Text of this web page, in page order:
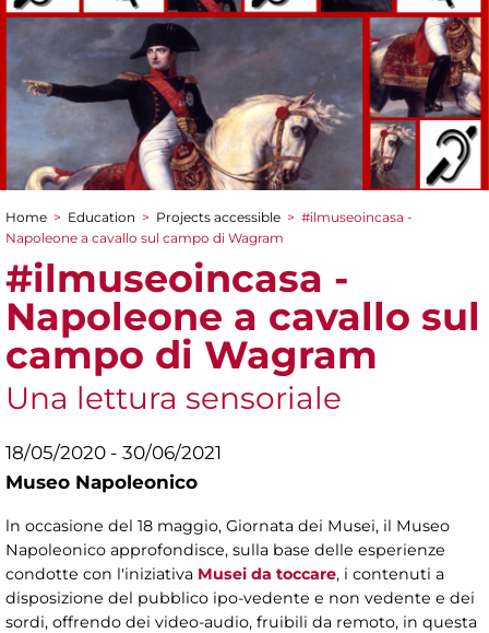
You are here
Home > Education > Projects accessible > #ilmuseoincasa -
Napoleone a cavallo sul campo di Wagram
#ilmuseoincasa -
Napoleone a cavallo sul
campo di Wagram
Una lettura sensoriale
18/05/2020 - 30/06/2021
Museo Napoleonico
ln occasione del 18 maggio, Giornata dei Musei, il Museo
Napoleonico approfondisce, sulla base delle esperienze
condotte con l'iniziativa Musei da toccare, i contenuti a
disposizione del pubblico ipo-vedente e non vedente e dei
sordi, offrendo dei video-audio, fruibili da remoto, in questa